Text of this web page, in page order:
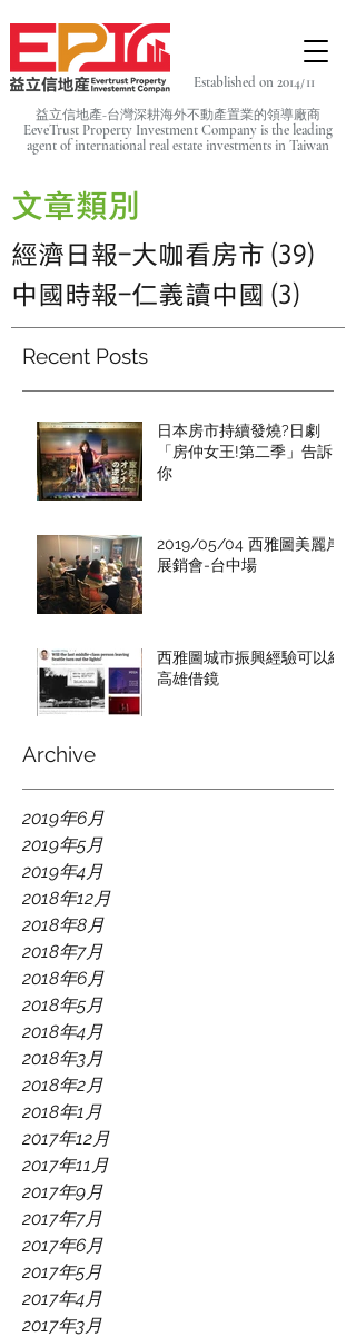
益立信地產-台灣深耕海外不動產置業的領導廠商
EeveTrust Property Investment Company is the leading
agent ofinternational real estate investments in Taiwan
Established on 2014/11
文章類別
經濟日報-大咖看房市 (39)
中國時報-仁義讀中國 (3)
Recent Posts
日本房市持續發燒?日劇
「房仲女王!第二季」告訴
你
2019/05/04 西雅圖美麗岸
展銷會-台中場
西雅圖城市振興經驗可以給
高雄借鏡
Archive
2019年6月
2019年5月
2019年4月
2018年12月
2018年8月
2018年7月
2018年6月
2018年5月
2018年4月
2018年3月
2018年2月
2018年1月
2017年12月
2017年11月
2017年9月
2017年7月
2017年6月
2017年5月
2017年4月
2017年3月